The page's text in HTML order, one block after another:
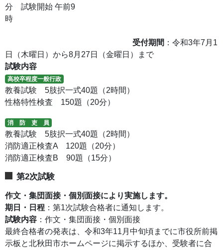
分 試験開始 午前9
時
受付期間 ：令和3年7月1
日（木曜日）から8月27日（金曜日）まで
試験内容
高校卒程度一般行政
教養試験 5肢択一式40題（2時間）
性格特性検査 150題（20分）
消 防 吏 員
教養試験 5肢択一式40題（2時間）
消防適正検査A 120題（20分）
消防適正検査B 90題（15分）
第2次試験
作文・集団面接・個別面接により実施します。
期日・日程 ：第1次試験合格者に通知します。
試験内容 ：作文・集団面接・個別面接
最終合格者の発表は、令和3年11月中旬頃までに市役所前掲
示板と北秋田市ホームページに掲示するほか、受験者に合